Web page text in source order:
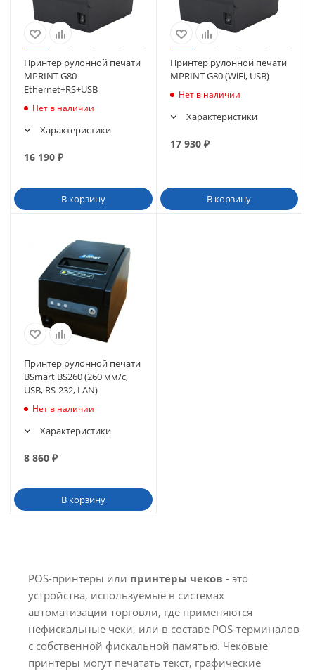
Принтер рулонной печати
MPRINT G80
Ethernet+RS+USB
Нет в наличии
Характеристики
16 190 ₽
В корзину
Принтер рулонной печати
MPRINT G80 (WiFi, USB)
Нет в наличии
Характеристики
17 930₽
В корзину
Принтер рулонной печати
BSmart BS260 (260 мм/с,
USB, RS-232, LAN)
Нет в наличии
Характеристики
8 860 ₽
В корзину
POS-принтеры или принтеры чеков - это
устройства, используемые в системах
автоматизации торговли, где применяются
нефискальные чеки, или в составе POS-терминалов
с собственной фискальной памятью. Чековые
принтеры могут печатать текст, графические